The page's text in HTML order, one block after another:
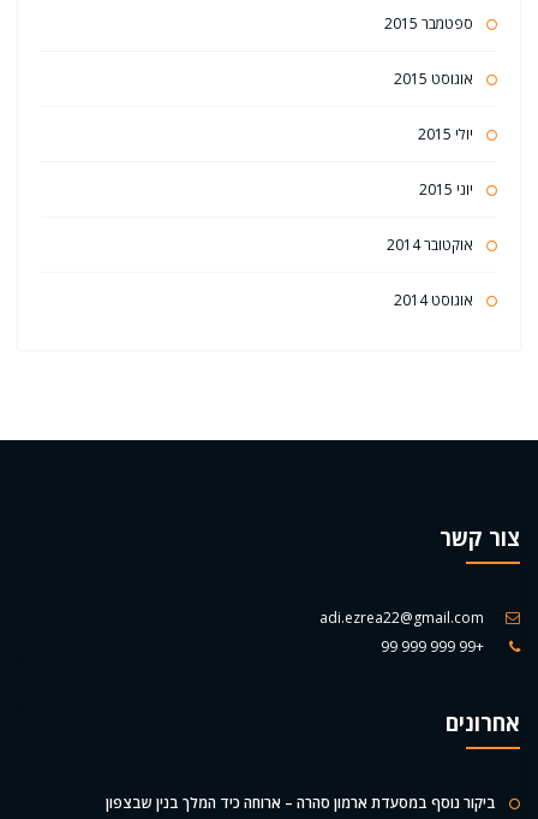
ספטמבר 2015
אוגוסט 2015
יולי 2015
יוני 2015
אוקטובר 2014
אוגוסט 2014
צור קשר
adi.ezrea22@gmail.com
+99 999 999 99
אחרונים
ביקור נוסף במסעדת ארמון סהרה – ארוחה כיד המלך בנין שבצפון